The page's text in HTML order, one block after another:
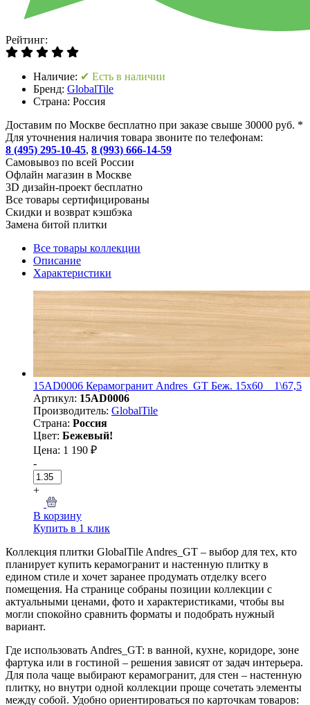
Рейтинг:
Наличие: ✔ Есть в наличии
Бренд: GlobalTile
Страна: Россия
Доставим по Москве бесплатно при заказе свыше 30000 руб. *
Для уточнения наличия товара звоните по телефонам:
8 (495) 295-10-45, 8 (993) 666-14-59
Cамовывоз по всей России
Офлайн магазин в Москве
3D дизайн-проект бесплатно
Все товары сертифицированы
Скидки и возврат кэшбэка
Замена битой плитки
Все товары коллекции
Описание
Характеристики
15AD0006 Керамогранит Andres_GT Беж. 15x60 _ 1\67,5
Артикул: 15AD0006
Производитель: GlobalTile
Страна: Россия
Цвет: Бежевый!
Цена: 1 190 ₽
-
+
В корзину
Купить в 1 клик
Коллекция плитки GlobalTile Andres_GT – выбор для тех, кто
планирует купить керамогранит и настенную плитку в
едином стиле и хочет заранее продумать отделку всего
помещения. На странице собраны позиции коллекции с
актуальными ценами, фото и характеристиками, чтобы вы
могли спокойно сравнить форматы и подобрать нужный
вариант.
Где использовать Andres_GT: в ванной, кухне, коридоре, зоне
фартука или в гостиной – решения зависят от задач интерьера.
Для пола чаще выбирают керамогранит, для стен – настенную
плитку, но внутри одной коллекции проще сочетать элементы
между собой. Удобно ориентироваться по карточкам товаров: